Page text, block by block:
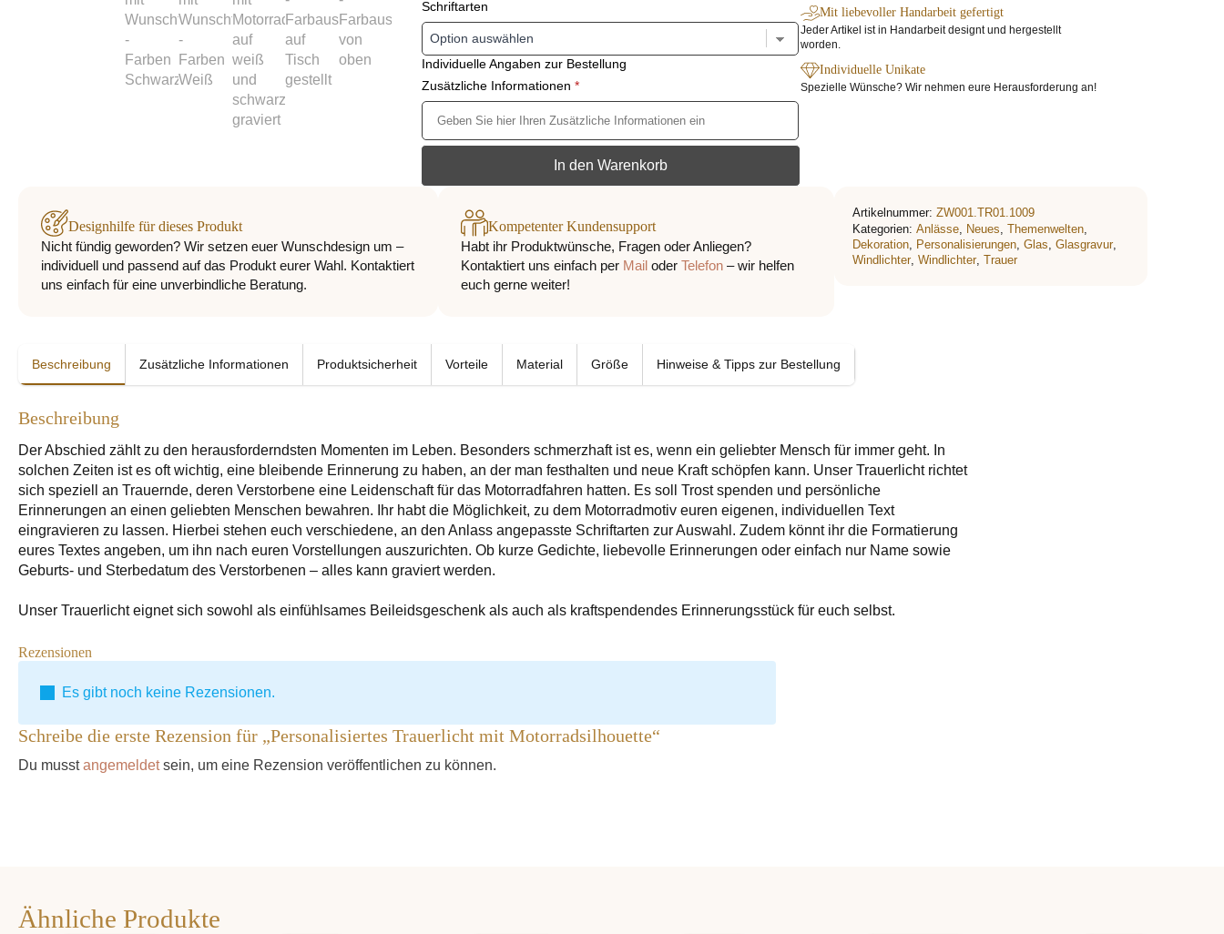
Schriftarten
Individuelle Angaben zur Bestellung
Zusätzliche Informationen*
In den Warenkorb
Mit liebevoller Handarbeit gefertigt
Jeder Artikel ist in Handarbeit designt und hergestellt
worden.
Individuelle Unikate
Spezielle Wünsche? Wir nehmen eure Herausforderung an!
Designhilfe für dieses Produkt
Nicht fündig geworden? Wir setzen euer Wunschdesign um –
individuell und passend auf das Produkt eurer Wahl. Kontaktiert
uns einfach für eine unverbindliche Beratung.
Kompetenter Kundensupport
Habt ihr Produktwünsche, Fragen oder Anliegen?
Kontaktiert uns einfach per Mail oderTelefon – wir helfen
euch gerne weiter!
Artikelnummer:ZW001.TR01.1009
Kategorien:Anlässe Neues ,Themenwelten
Dekoration Personalisierungen ,Glas ,Glasgravur
Windlichter ,Windlichter ,Trauer
Beschreibung Zusätzliche Informationen Produktsicherheit Vorteile Material Größe Hinweise & Tipps zur Bestellung
Beschreibung
Der Abschied zählt zu den herausforderndsten Momenten im Leben. Besonders schmerzhaft ist es, wenn ein geliebter Mensch für immer geht. In
solchen Zeiten ist es oft wichtig, eine bleibende Erinnerung zu haben, an der man festhalten und neue Kraft schöpfen kann. Unser Trauerlicht richtet
sich speziell an Trauernde, deren Verstorbene eine Leidenschaft für das Motorradfahren hatten. Es soll Trost spenden und persönliche
Erinnerungen an einen geliebten Menschen bewahren. Ihr habt die Möglichkeit, zu dem Motorradmotiv euren eigenen, individuellen Text
eingravieren zu lassen. Hierbei stehen euch verschiedene, an den Anlass angepasste Schriftarten zur Auswahl. Zudem könnt ihr die Formatierung
eures Textes angeben, um ihn nach euren Vorstellungen auszurichten. Ob kurze Gedichte, liebevolle Erinnerungen oder einfach nur Name sowie
Geburts- und Sterbedatum des Verstorbenen – alles kann graviert werden.
Unser Trauerlicht eignet sich sowohl als einfühlsames Beileidsgeschenk als auch als kraftspendendes Erinnerungsstück für euch selbst.
Rezensionen
Es gibt noch keine Rezensionen.
Schreibe die erste Rezension für „Personalisiertes Trauerlicht mit Motorradsilhouette“
Du musstangemeldetsein, um eine Rezension veröffentlichen zu können.
Ähnliche Produkte